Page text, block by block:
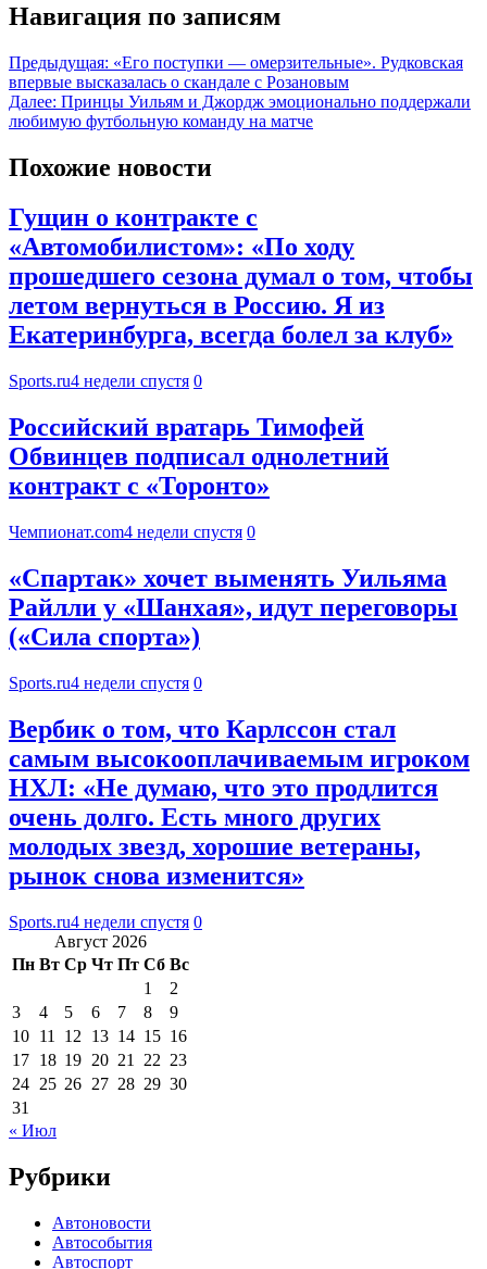
Навигация по записям
Предыдущая: «Его поступки — омерзительные». Рудковская
впервые высказалась о скандале с Розановым
Далее: Принцы Уильям и Джордж эмоционально поддержали
любимую футбольную команду на матче
Похожие новости
Гущин о контракте с
«Автомобилистом»: «По ходу
прошедшего сезона думал о том, чтобы
летом вернуться в Россию. Я из
Екатеринбурга, всегда болел за клуб»
Sports.ru4 недели спустя 0
Российский вратарь Тимофей
Обвинцев подписал однолетний
контракт с «Торонто»
Чемпионат.com4 недели спустя 0
«Спартак» хочет выменять Уильяма
Райлли у «Шанхая», идут переговоры
(«Сила спорта»)
Sports.ru4 недели спустя 0
Вербик о том, что Карлссон стал
самым высокооплачиваемым игроком
НХЛ: «Не думаю, что это продлится
очень долго. Есть много других
молодых звезд, хорошие ветераны,
рынок снова изменится»
Sports.ru4 недели спустя 0
Август 2026
Пн Вт Ср Чт Пт Сб Вс
1
2
3
4 5 6 7 8
9
10 11 12 13 14 15 16
17 18 19 20 21 22 23
24 25 26 27 28 29 30
31
« Июл
Рубрики
Автоновости
Автособытия
Автоспорт